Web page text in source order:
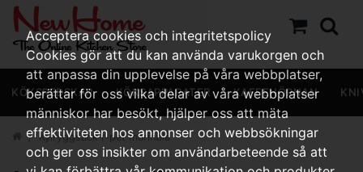
KÖKSREDSKAP KÖKSAPPARATER KAFFEHÖRNAN
Kylryggsäck r-pet marinblå
Acceptera cookies och integritetspolicy
Cookies gör att du kan använda varukorgen och
att anpassa din upplevelse på våra webbplatser,
berättar för oss vilka delar av våra webbplatser
människor har besökt, hjälper oss att mäta
effektiviteten hos annonser och webbsökningar
och ger oss insikter om användarbeteende så att